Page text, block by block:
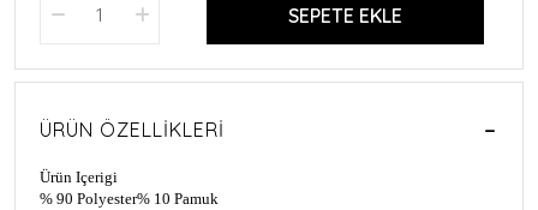
SEPETE EKLE
ÜRÜN ÖZELLIKLERI
Ürün Içerigi
% 90 Polyester% 10 Pamuk